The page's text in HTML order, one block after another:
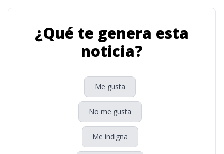
¿Qué te genera esta
noticia?
Me gusta
No me gusta
Me indigna